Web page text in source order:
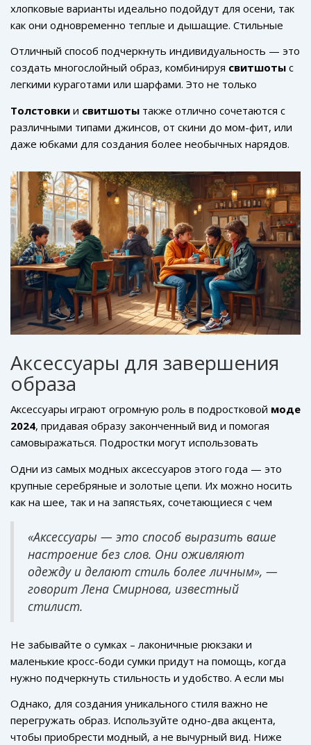
хлопковые варианты идеально подойдут для осени, так
как они одновременно теплые и дышащие. Стильные
ткани, будут выделяться среди других. Не стоит
забывать о капюшонах и карманах, которые добавляют
удобства в повседневную носку.
Отличный способ подчеркнуть индивидуальность — это
создать многослойный образ, комбинируя свитшоты с
легкими кураготами или шарфами. Это не только
погоду.
Толстовки и свитшоты также отлично сочетаются с
различными типами джинсов, от скини до мом-фит, или
даже юбками для создания более необычных нарядов.
и пробовать разные сочетания, чтобы создать свой
собственный неповторимый стиль.
Аксессуары для завершения
образа
Аксессуары играют огромную роль в подростковой моде
2024, придавая образу законченный вид и помогая
самовыражаться. Подростки могут использовать
свои повседневные и вечерние наряды. В этом году на
пике популярности находятся шапки-бини, элегантные
шарфы и акцентные ремни.
Одни из самых модных аксессуаров этого года — это
крупные серебряные и золотые цепи. Их можно носить
как на шее, так и на запястьях, сочетающиеся с чем
угодно от толстовок до классических рубашек.
«Аксессуары — это способ выразить ваше
настроение без слов. Они оживляют
одежду и делают стиль более личным», —
говорит Лена Смирнова, известный
стилист.
Не забывайте о сумках – лаконичные рюкзаки и
маленькие кросс-боди сумки придут на помощь, когда
нужно подчеркнуть стильность и удобство. А если мы
серьги точно не оставят вас незамеченными.
Однако, для создания уникального стиля важно не
перегружать образ. Используйте одно-два акцента,
чтобы приобрести модный, а не вычурный вид. Ниже